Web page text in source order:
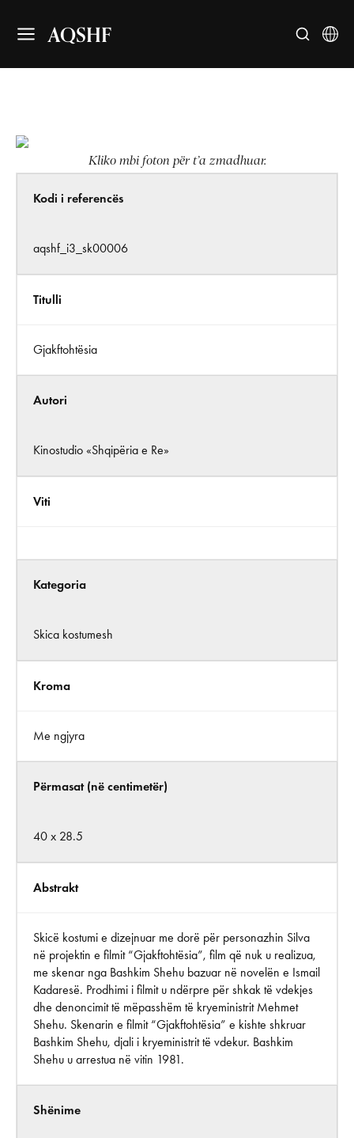
AQSHF
Kliko mbi foton për t’a zmadhuar.
Kodi i referencës
aqshf_i3_sk00006
Titulli
Gjakftohtësia
Autori
Kinostudio «Shqipëria e Re»
Viti
Kategoria
Skica kostumesh
Kroma
Me ngjyra
Përmasat (në centimetër)
40 x 28.5
Abstrakt
Skicë kostumi e dizejnuar me dorë për personazhin Silva
në projektin e filmit “Gjakftohtësia”, film që nuk u realizua,
me skenar nga Bashkim Shehu bazuar në novelën e Ismail
Kadaresë. Prodhimi i filmit u ndërpre për shkak të vdekjes
dhe denoncimit të mëpasshëm të kryeministrit Mehmet
Shehu. Skenarin e filmit “Gjakftohtësia” e kishte shkruar
Bashkim Shehu, djali i kryeministrit të vdekur. Bashkim
Shehu u arrestua në vitin 1981.
Shënime